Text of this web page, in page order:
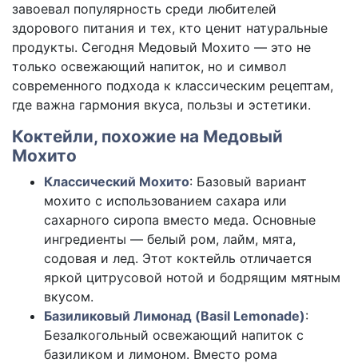
завоевал популярность среди любителей
здорового питания и тех, кто ценит натуральные
продукты. Сегодня Медовый Мохито — это не
только освежающий напиток, но и символ
современного подхода к классическим рецептам,
где важна гармония вкуса, пользы и эстетики.
Коктейли, похожие на Медовый
Мохито
Классический Мохито: Базовый вариант
мохито с использованием сахара или
сахарного сиропа вместо меда. Основные
ингредиенты — белый ром, лайм, мята,
содовая и лед. Этот коктейль отличается
яркой цитрусовой нотой и бодрящим мятным
вкусом.
Базиликовый Лимонад (Basil Lemonade):
Безалкогольный освежающий напиток с
базиликом и лимоном. Вместо рома